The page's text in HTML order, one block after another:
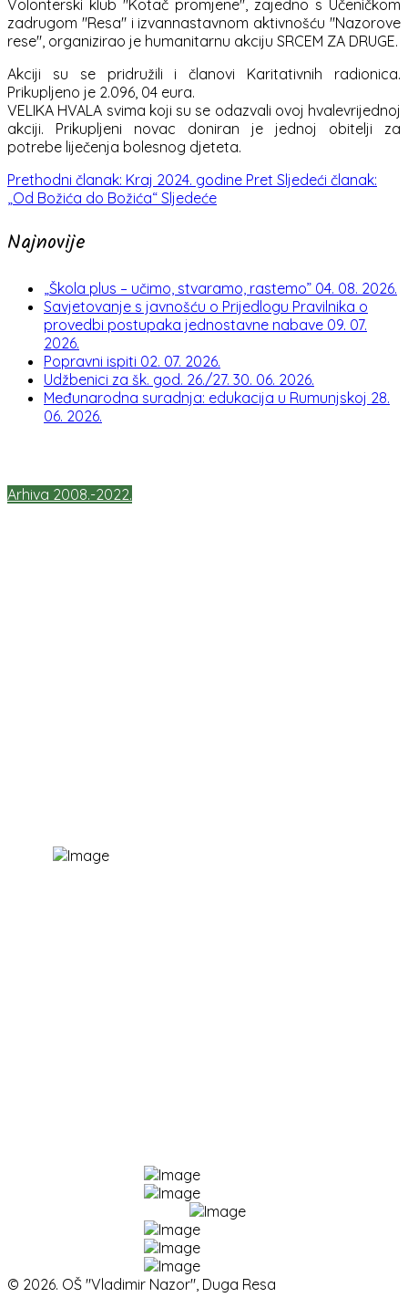
Volonterski klub "Kotač promjene", zajedno s Učeničkom
zadrugom "Resa" i izvannastavnom aktivnošću "Nazorove
rese", organizirao je humanitarnu akciju SRCEM ZA DRUGE.
Akciji su se pridružili i članovi Karitativnih radionica.
Prikupljeno je 2.096, 04 eura.
VELIKA HVALA svima koji su se odazvali ovoj hvalevrijednoj
akciji. Prikupljeni novac doniran je jednoj obitelji za
potrebe liječenja bolesnog djeteta.
Prethodni članak: Kraj 2024. godine Pret Sljedeći članak:
„Od Božića do Božića“ Sljedeće
Najnovije
„Škola plus – učimo, stvaramo, rastemo” 04. 08. 2026.
Savjetovanje s javnošću o Prijedlogu Pravilnika o
provedbi postupaka jednostavne nabave 09. 07.
2026.
Popravni ispiti 02. 07. 2026.
Udžbenici za šk. god. 26./27. 30. 06. 2026.
Međunarodna suradnja: edukacija u Rumunjskoj 28.
06. 2026.
Arhiva 2008.-2022.
© 2026. OŠ "Vladimir Nazor", Duga Resa